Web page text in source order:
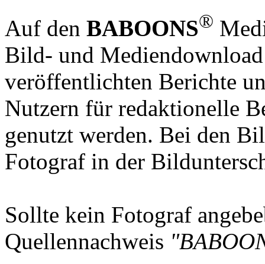
Auf den BABOONS®
Bild- und
veröffentlichten Berichte
Nutzern für redaktionelle
genutzt werden. Bei den
Fotograf in der
Sollte kein Fotograf
Quellennachweis